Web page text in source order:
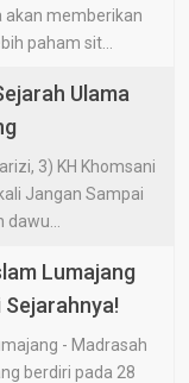
akan memberikan
paham sit...
Ulama
3) KH Khomsani
Jangan Sampai
dawu...
Lumajang
Sejarahnya!
- Madrasah
berdiri pada 28